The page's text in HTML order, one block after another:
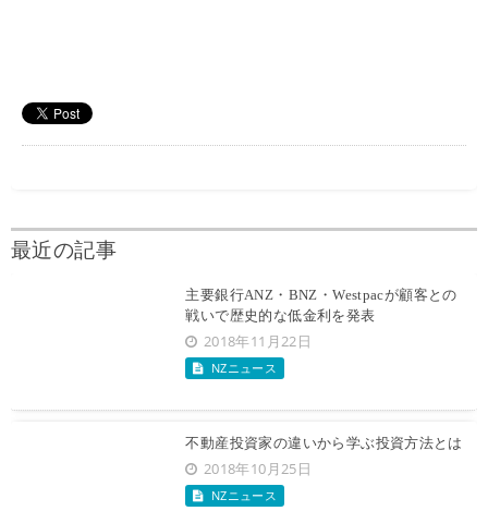
最近の記事
主要銀行ANZ・BNZ・Westpacが顧客との
戦いで歴史的な低金利を発表
2018年11月22日
NZニュース
不動産投資家の違いから学ぶ投資方法とは
2018年10月25日
NZニュース